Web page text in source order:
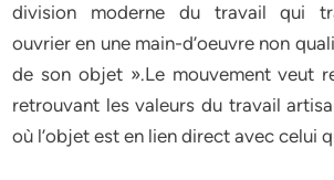
division moderne du travail qui
ouvrier en une main-d’oeuvre non
de son objet ».Le mouvement veut
retrouvant les valeurs du travail
où l’objet est en lien direct avec celui